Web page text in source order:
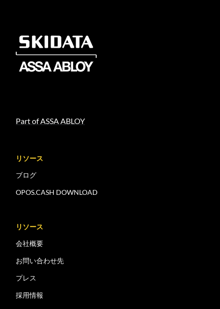
Part of ASSA ABLOY
リソース
ブログ
OPOS.CASH DOWNLOAD
リソース
会社概要
お問い合わせ先
プレス
採用情報